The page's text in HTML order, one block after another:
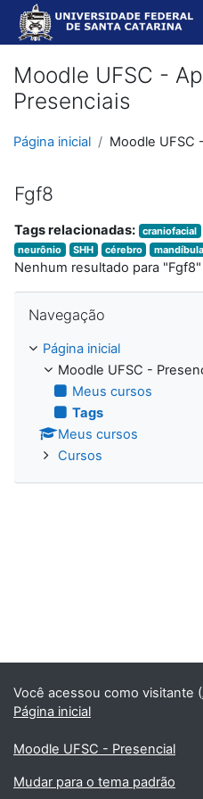
Ir para o conteúdo principal
Moodle UFSC -
Presenciais
Página inicial Moodle UFSC
Fgf8
Tags relacionadas: craniofacial
neurônio
SHH cérebro mandíbula
Nenhum resultado para "Fgf8"
Navegação
Página inicial
Moodle UFSC -
Meus cursos
Tags
Meus cursos
Cursos
Você acessou como visitante (
Página inicial
Moodle UFSC - Presencial
Mudar para o tema padrão